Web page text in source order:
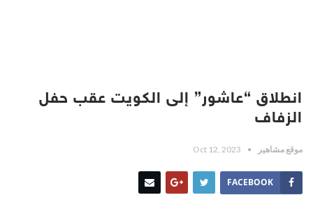
انطلاق “عاشور” إلى الكويت عقب حفل
الزفاف
موقع مشاهير Oct 12, 2023
FACEBOOK